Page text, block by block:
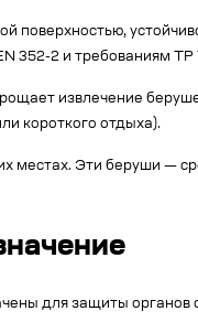
поверхностью,
352-2 и требованиям
извлечение
короткого отдыха).
местах. Эти беруши —
для защиты